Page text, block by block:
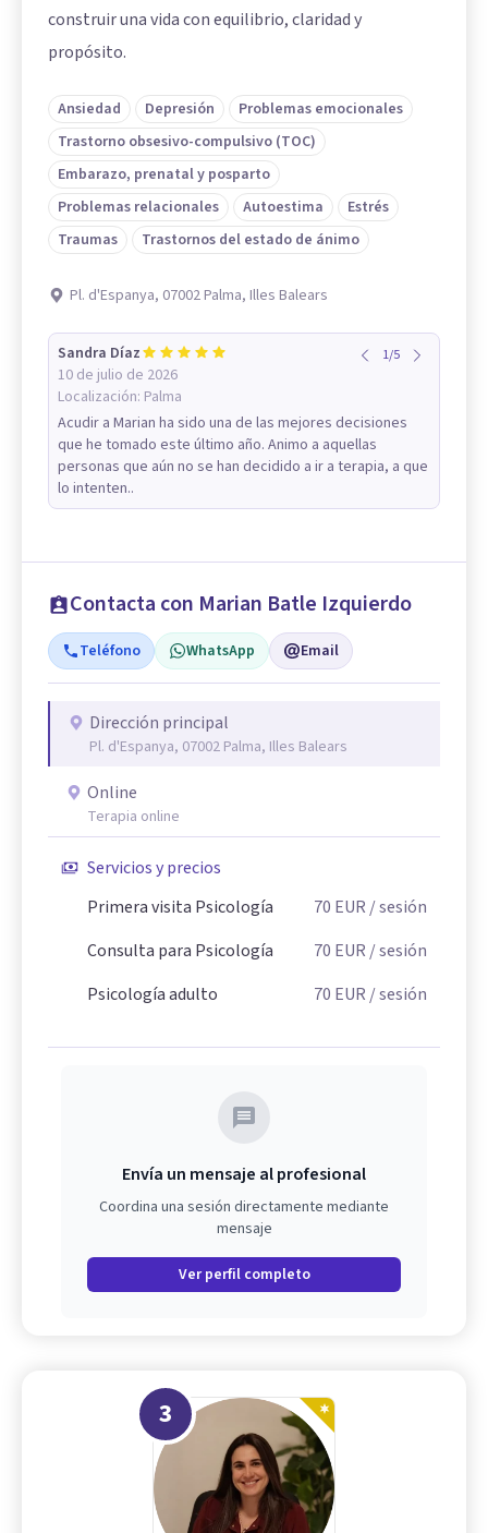
construir una vida con equilibrio, claridad y
propósito.
Ansiedad Depresión
Problemas emocionales
Trastorno obsesivo-compulsivo (TOC)
Embarazo, prenatal y posparto
Problemas relacionales
Autoestima
Estrés
Traumas
Trastornos del estado de ánimo
Pl. d'Espanya, 07002 Palma, Illes Balears
Sandra Díaz
10 de julio de 2026
Localización: Palma
1/5
Acudir a Marian ha sido una de las mejores decisiones
que he tomado este último año. Animo a aquellas
personas que aún no se han decidido a ir a terapia, a que
lo intenten..
Contacta con Marian Batle Izquierdo
Teléfono WhatsApp Email
Dirección principal
Pl. d'Espanya, 07002 Palma, Illes Balears
Online
Terapia online
Servicios y precios
Primera visita Psicología
70 EUR / sesión
Consulta para Psicología
70 EUR / sesión
Psicología adulto
70 EUR / sesión
Envía un mensaje al profesional
Coordina una sesión directamente mediante
mensaje
Ver perfil completo
3